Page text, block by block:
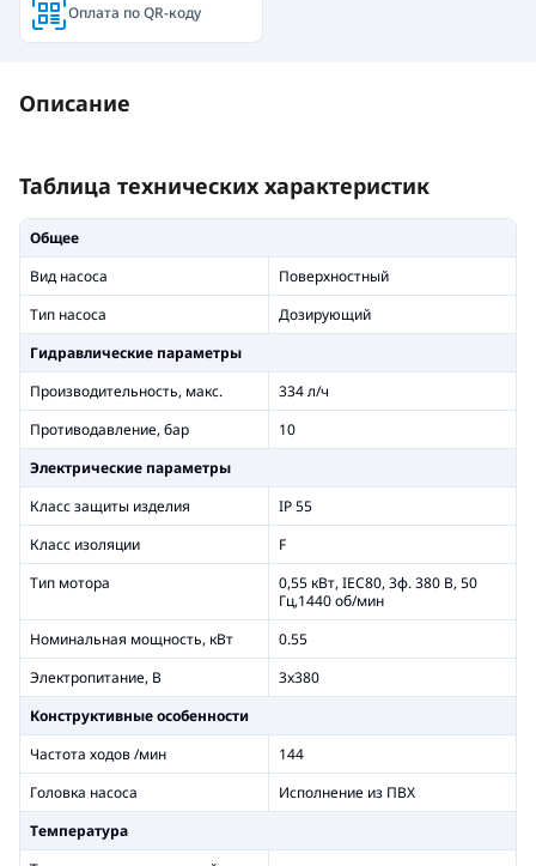
Оплата по QR-коду
Описание
Таблица технических характеристик
Общее
Вид насоса
Поверхностный
Тип насоса
Дозирующий
Гидравлические параметры
Производительность, макс.
334 л/ч
Противодавление, бар
10
Электрические параметры
Класс защиты изделия
IP 55
Класс изоляции
F
Тип мотора
0,55 кВт, IEC80, 3ф. 380 В, 50
Гц,1440 об/мин
Номинальная мощность, кВт
0.55
Электропитание, В
3x380
Конструктивные особенности
Частота ходов /мин
144
Головка насоса
Исполнение из ПВХ
Температура